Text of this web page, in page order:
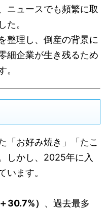
ニュースでも頻繁に取
た。
整理し、倒産の背景に
細企業が生き残るため
。
「お好み焼き」「たこ
しかし、2025年に入
います。
30.7%） 、過去最多